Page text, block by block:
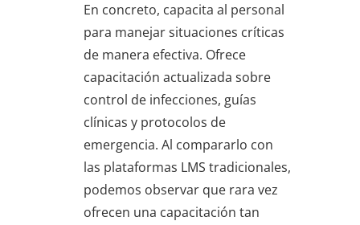
En concreto, capacita al personal
para manejar situaciones críticas
de manera efectiva. Ofrece
capacitación actualizada sobre
control de infecciones, guías
clínicas y protocolos de
emergencia. Al compararlo con
las plataformas LMS tradicionales,
podemos observar que rara vez
ofrecen una capacitación tan